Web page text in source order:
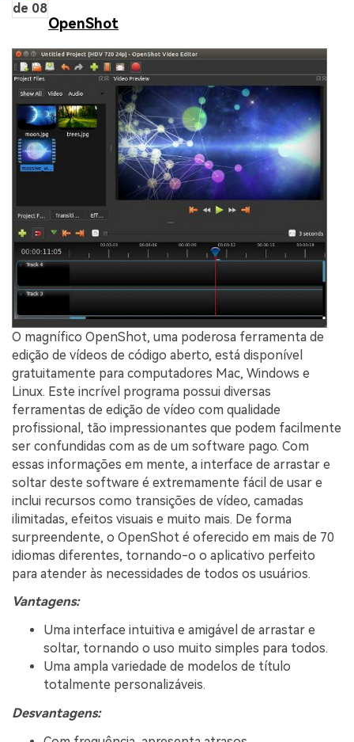
de 08
OpenShot
O magnífico OpenShot, uma poderosa ferramenta de
edição de vídeos de código aberto, está disponível
gratuitamente para computadores Mac, Windows e
Linux. Este incrível programa possui diversas
ferramentas de edição de vídeo com qualidade
profissional, tão impressionantes que podem facilmente
ser confundidas com as de um software pago. Com
essas informações em mente, a interface de arrastar e
soltar deste software é extremamente fácil de usar e
inclui recursos como transições de vídeo, camadas
ilimitadas, efeitos visuais e muito mais. De forma
surpreendente, o OpenShot é oferecido em mais de 70
idiomas diferentes, tornando-o o aplicativo perfeito
para atender às necessidades de todos os usuários.
Vantagens:
Uma interface intuitiva e amigável de arrastar e
soltar, tornando o uso muito simples para todos.
Uma ampla variedade de modelos de título
totalmente personalizáveis.
Desvantagens: